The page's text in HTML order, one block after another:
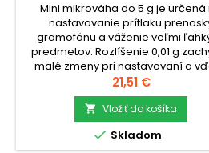
Mini mikrováha do 5 g je určená
nastavovanie prítlaku
gramofónu a váženie veľmi
predmetov. Rozlíšenie 0,01 g
malé zmeny pri nastavovaní a
ochrannému puzdru a 5 g
balení sa prístroj dá jednoducho
prenášať a podľa potreby znovu
gcheck_circleRozlíšenie: 0,01...
Cena
21,51 €
 Vložiť do košíka
 Skladom